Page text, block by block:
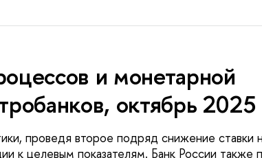
и монетарной
октябрь 2025
проведя второе подряд снижение ставки
к целевым показателям. Банк России также